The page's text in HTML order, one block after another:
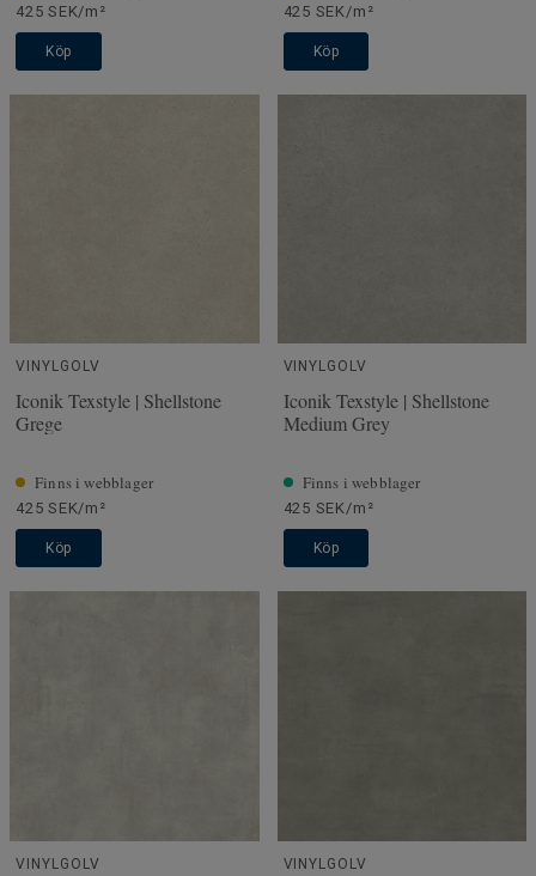
425 SEK/m²
Köp
425 SEK/m²
Köp
VINYLGOLV
Iconik Texstyle | Shellstone
Grege
Finns i webblager
425 SEK/m²
Köp
VINYLGOLV
Iconik Texstyle | Shellstone
Medium Grey
Finns i webblager
425 SEK/m²
Köp
VINYLGOLV VINYLGOLV